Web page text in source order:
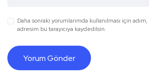
Daha sonraki yorumlarımda kullanılması için
adresim bu tarayıcıya kaydedilsin.